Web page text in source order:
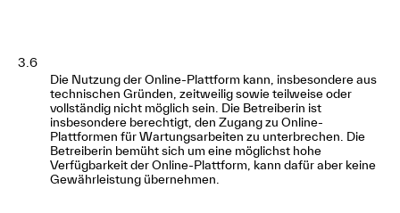
3.6
Die Nutzung der Online-Plattform kann, insbesondere aus
technischen Gründen, zeitweilig sowie teilweise oder
vollständig nicht möglich sein. Die Betreiberin ist
insbesondere berechtigt, den Zugang zu Online-
Plattformen für Wartungsarbeiten zu unterbrechen. Die
Betreiberin bemüht sich um eine möglichst hohe
Verfügbarkeit der Online-Plattform, kann dafür aber keine
Gewährleistung übernehmen.